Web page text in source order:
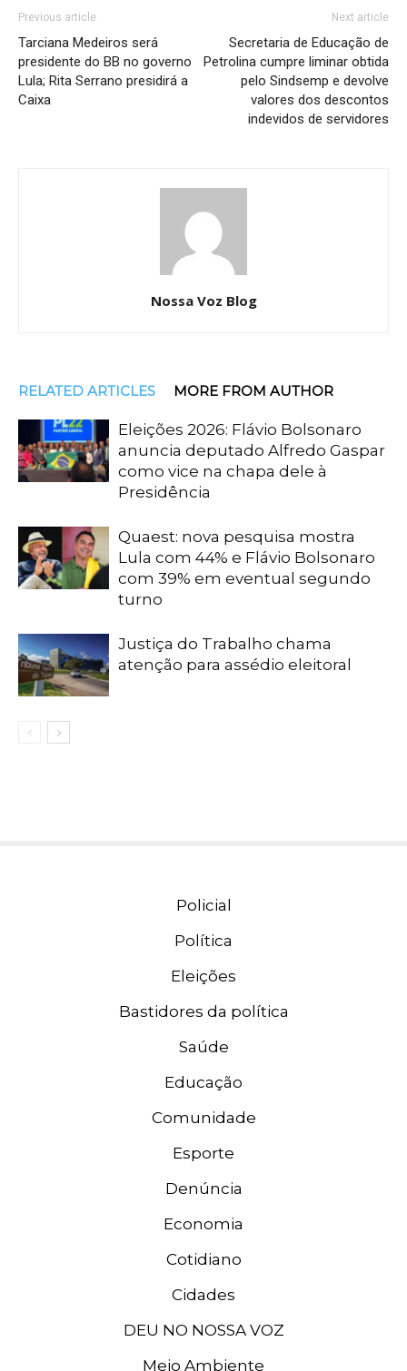
Previous article
Tarciana Medeiros será
presidente do BB no governo
Lula; Rita Serrano presidirá a
Caixa
Next article
Secretaria de Educação de
Petrolina cumpre liminar obtida
pelo Sindsemp e devolve
valores dos descontos
indevidos de servidores
Nossa Voz Blog
RELATED ARTICLES MORE FROM AUTHOR
Eleições 2026: Flávio Bolsonaro
anuncia deputado Alfredo Gaspar
como vice na chapa dele à
Presidência
Quaest: nova pesquisa mostra
Lula com 44% e Flávio Bolsonaro
com 39% em eventual segundo
turno
Justiça do Trabalho chama
atenção para assédio eleitoral
Policial
Política
Eleições
Bastidores da política
Saúde
Educação
Comunidade
Esporte
Denúncia
Economia
Cotidiano
Cidades
DEU NO NOSSA VOZ
Meio Ambiente